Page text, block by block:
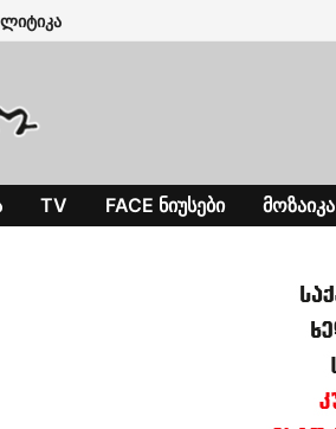
TV FACE ᲜᲘᲣᲡᲔᲑᲘ ᲛᲝᲖᲐᲘᲙᲐ